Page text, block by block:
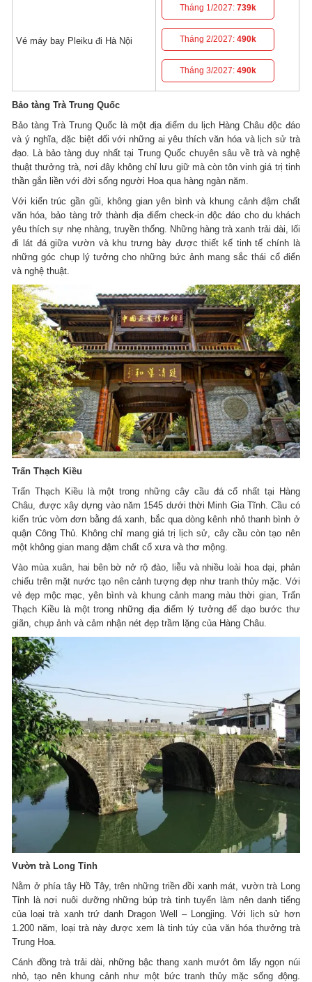
Vé máy bay Pleiku đi Hà Nội
Tháng 1/2027:739k
Tháng 2/2027:490k
Tháng 3/2027:490k
Bảo tàng Trà Trung Quốc
Bảo tàng Trà Trung Quốc là một địa điểm du lịch Hàng Châu độc đáo
và ý nghĩa, đặc biệt đối với những ai yêu thích văn hóa và lịch sử trà
đạo. Là bảo tàng duy nhất tại Trung Quốc chuyên sâu về trà và nghệ
thuật thưởng trà, nơi đây không chỉ lưu giữ mà còn tôn vinh giá trị tinh
thần gắn liền với đời sống người Hoa qua hàng ngàn năm.
Với kiến trúc gần gũi, không gian yên bình và khung cảnh đậm chất
văn hóa, bảo tàng trở thành địa điểm check-in độc đáo cho du khách
yêu thích sự nhẹ nhàng, truyền thống. Những hàng trà xanh trải dài, lối
đi lát đá giữa vườn và khu trưng bày được thiết kế tinh tế chính là
những góc chụp lý tưởng cho những bức ảnh mang sắc thái cổ điển
và nghệ thuật.
Trấn Thạch Kiều
Trấn Thạch Kiều là một trong những cây cầu đá cổ nhất tại Hàng
Châu, được xây dựng vào năm 1545 dưới thời Minh Gia Tĩnh. Cầu có
kiến trúc vòm đơn bằng đá xanh, bắc qua dòng kênh nhỏ thanh bình ở
quận Công Thủ. Không chỉ mang giá trị lịch sử, cây cầu còn tạo nên
một không gian mang đậm chất cổ xưa và thơ mộng.
Vào mùa xuân, hai bên bờ nở rộ đào, liễu và nhiều loài hoa dại, phản
chiếu trên mặt nước tạo nên cảnh tượng đẹp như tranh thủy mặc. Với
vẻ đẹp mộc mạc, yên bình và khung cảnh mang màu thời gian, Trấn
Thạch Kiều là một trong những địa điểm lý tưởng để dạo bước thư
giãn, chụp ảnh và cảm nhận nét đẹp trầm lặng của Hàng Châu.
Vườn trà Long Tỉnh
Nằm ở phía tây Hồ Tây, trên những triền đồi xanh mát, vườn trà Long
Tỉnh là nơi nuôi dưỡng những búp trà tinh tuyển làm nên danh tiếng
của loại trà xanh trứ danh Dragon Well – Longjing. Với lịch sử hơn
1.200 năm, loại trà này được xem là tinh túy của văn hóa thưởng trà
Trung Hoa.
Cánh đồng trà trải dài, những bậc thang xanh mướt ôm lấy ngọn núi
nhỏ, tạo nên khung cảnh như một bức tranh thủy mặc sống động.